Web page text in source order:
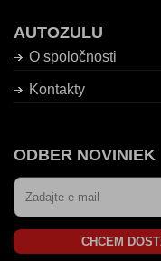
AUTOZULU
O spoločnosti
Kontakty
ODBER NOVINIEK
CHCEM